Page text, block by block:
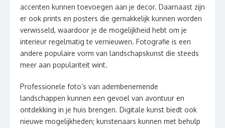
accenten kunnen toevoegen aan je decor. Daarnaast zijn
er ook prints en posters die gemakkelijk kunnen worden
verwisseld, waardoor je de mogelijkheid hebt om je
interieur regelmatig te vernieuwen. Fotografie is een
andere populaire vorm van landschapskunst die steeds
meer aan populariteit wint.
Professionele foto’s van adembenemende
landschappen kunnen een gevoel van avontuur en
ontdekking in je huis brengen. Digitale kunst biedt ook
nieuwe mogelijkheden; kunstenaars kunnen met behulp